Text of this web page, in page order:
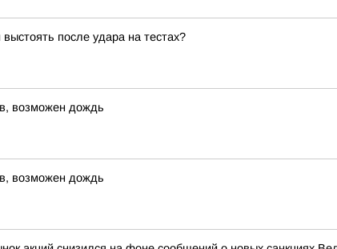
после удара на тестах?
возможен дождь
возможен дождь